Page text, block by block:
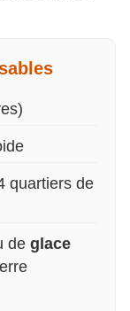
quartiers de
de glace